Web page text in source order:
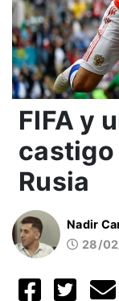
FIFA y
castigo
Rusia
Nadir
28/